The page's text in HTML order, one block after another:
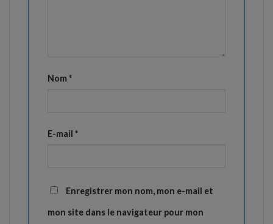
Nom *
E-mail *
Enregistrer mon nom, mon e-mail et
mon site dans le navigateur pour mon